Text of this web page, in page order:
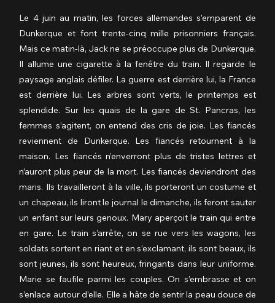
Le 4 juin au matin, les forces allemandes s’emparent de
Dunkerque et font trente-cinq mille prisonniers français.
Mais ce matin-là, Jack ne se préoccupe plus de Dunkerque.
Il allume une cigarette à la fenêtre du train. Il regarde le
paysage anglais défiler. La guerre est derrière lui, la France
est derrière lui. Les arbres sont verts, le printemps est
splendide. Sur les quais de la gare de St. Pancras, les
femmes s’agitent, on entend des cris de joie. Les fiancés
reviennent de Dunkerque. Les fiancés retournent à la
maison. Les fiancés n’enverront plus de tristes lettres et
n’auront plus peur de la mort. Les fiancés deviendront des
maris. Ils travailleront à la ville, ils porteront un costume et
un chapeau, ils liront le journal le dimanche, ils feront sauter
un enfant sur leurs genoux. Mary aperçoit le train qui entre
en gare. Le train s’arrête, on se rue vers les wagons, les
soldats sortent en riant et en s’exclamant, ils sont beaux, ils
sont jeunes, ils sont heureux, fringants dans leur uniforme.
Marie se faufile parmi les couples. On s’embrasse et on
s’enlace autour d’elle. Elle a hâte de sentir la peau douce de